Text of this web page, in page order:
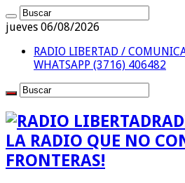
jueves 06/08/2026
RADIO LIBERTAD /
WHATSAPP (3716) 406482
LA RADIO QUE NO
FRONTERAS!